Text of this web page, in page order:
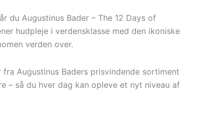
du Augustinus Bader – The 12 Days of
hudpleje i verdensklasse med den ikoniske
verden over.
Augustinus Baders prisvindende sortiment
– så du hver dag kan opleve et nyt niveau af